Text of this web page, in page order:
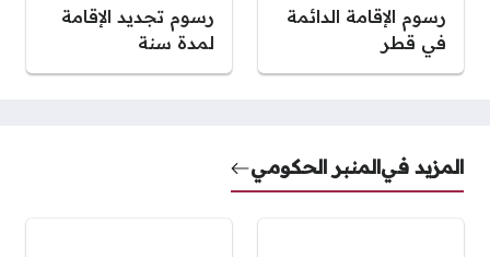
رسوم الإقامة الدائمة
في قطر
رسوم تجديد الإقامة
لمدة سنة
المزيد فيالمنبر الحكومي